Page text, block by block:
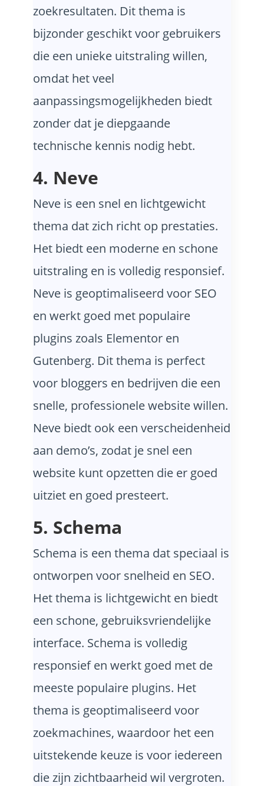
zoekresultaten. Dit thema is
bijzonder geschikt voor gebruikers
die een unieke uitstraling willen,
omdat het veel
aanpassingsmogelijkheden biedt
zonder dat je diepgaande
technische kennis nodig hebt.
4. Neve
Neve is een snel en lichtgewicht
thema dat zich richt op prestaties.
Het biedt een moderne en schone
uitstraling en is volledig responsief.
Neve is geoptimaliseerd voor SEO
en werkt goed met populaire
plugins zoals Elementor en
Gutenberg. Dit thema is perfect
voor bloggers en bedrijven die een
snelle, professionele website willen.
Neve biedt ook een verscheidenheid
aan demo’s, zodat je snel een
website kunt opzetten die er goed
uitziet en goed presteert.
5. Schema
Schema is een thema dat speciaal is
ontworpen voor snelheid en SEO.
Het thema is lichtgewicht en biedt
een schone, gebruiksvriendelijke
interface. Schema is volledig
responsief en werkt goed met de
meeste populaire plugins. Het
thema is geoptimaliseerd voor
zoekmachines, waardoor het een
uitstekende keuze is voor iedereen
die zijn zichtbaarheid wil vergroten.